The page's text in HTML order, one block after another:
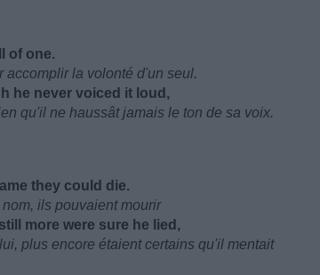
of one.
accomplir la volonté d'un seul.
he never voiced it loud,
qu'il ne haussât jamais le ton de sa voix.
they could die.
ils pouvaient mourir
more were sure he lied,
plus encore étaient certains qu'il mentait